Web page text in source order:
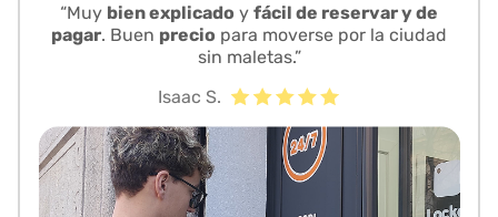
“Muy bien explicado y fácil de reservar y de
pagar. Buen precio para moverse por la ciudad
sin maletas.”
Isaac S.